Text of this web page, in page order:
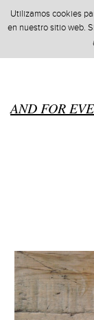
AND FOR
Utilizamos cookies
en nuestro sitio web.